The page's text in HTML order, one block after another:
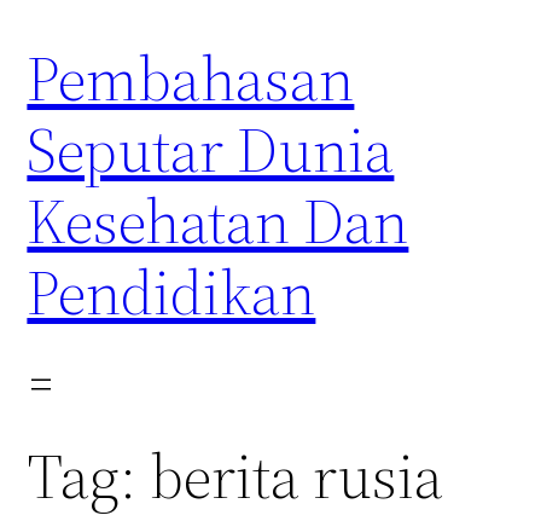
content
Pembahasan
Seputar Dunia
Kesehatan Dan
Pendidikan
Tag: berita rusia